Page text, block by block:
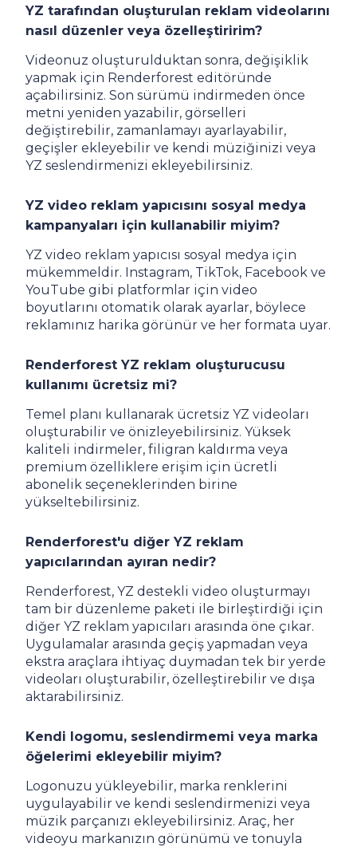
YZ tarafından oluşturulan reklam videolarını
nasıl düzenler veya özelleştiririm?
Videonuz oluşturulduktan sonra, değişiklik
yapmak için Renderforest editöründe
açabilirsiniz. Son sürümü indirmeden önce
metni yeniden yazabilir, görselleri
değiştirebilir, zamanlamayı ayarlayabilir,
geçişler ekleyebilir ve kendi müziğinizi veya
YZ seslendirmenizi ekleyebilirsiniz.
YZ video reklam yapıcısını sosyal medya
kampanyaları için kullanabilir miyim?
YZ video reklam yapıcısı sosyal medya için
mükemmeldir. Instagram, TikTok, Facebook ve
YouTube gibi platformlar için video
boyutlarını otomatik olarak ayarlar, böylece
reklamınız harika görünür ve her formata uyar.
Renderforest YZ reklam oluşturucusu
kullanımı ücretsiz mi?
Temel planı kullanarak ücretsiz YZ videoları
oluşturabilir ve önizleyebilirsiniz. Yüksek
kaliteli indirmeler, filigran kaldırma veya
premium özelliklere erişim için ücretli
abonelik seçeneklerinden birine
yükseltebilirsiniz.
Renderforest'u diğer YZ reklam
yapıcılarından ayıran nedir?
Renderforest, YZ destekli video oluşturmayı
tam bir düzenleme paketi ile birleştirdiği için
diğer YZ reklam yapıcıları arasında öne çıkar.
Uygulamalar arasında geçiş yapmadan veya
ekstra araçlara ihtiyaç duymadan tek bir yerde
videoları oluşturabilir, özelleştirebilir ve dışa
aktarabilirsiniz.
Kendi logomu, seslendirmemi veya marka
öğelerimi ekleyebilir miyim?
Logonuzu yükleyebilir, marka renklerini
uygulayabilir ve kendi seslendirmenizi veya
müzik parçanızı ekleyebilirsiniz. Araç, her
videoyu markanızın görünümü ve tonuyla